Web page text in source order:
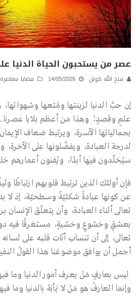
عصر من يستحبون الحياة الدنيا
فتح الله كولن 14/05/2026 قضايا معاصرة
إن حبَّ الدنيا لزينتها ومُتعها وشهواتها،
علمٍ وقصدٍ؛ وهذا من أعظم بلايا عصرنا..
بجمالياتها الآسرة، ويرتبط ضعاف
لدرجة العبادة، ويفضّلونها على الآخرة،
سيُخلّدون فيها أبدًا، ويُفنون أعمارهم
فإن أولئك الذين ترتبط قلوبهم ارتباطًا
عن كونها عبادةً شكليّةً وسطحيّة، إذ لا بد
تعالى أثناء العبادة، وأن يتعلّق الإنسان
بعشقٍ وخشوعٍ وخشيةٍ، مستغرقًا فيه
تعالى، إلى أن تنساب أنّات قلبه على
أجمل أن يوافق موضوعَنا هذا القولُ
ليس بعارفٍ مَنْ يعرف أمور الدنيا وما
وإنما العارفُ هو مَنْ لا يَأبَهُ بالدنيا وما